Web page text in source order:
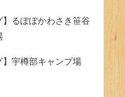
】るぽぽかわさき笹谷
】宇樽部キャンプ場